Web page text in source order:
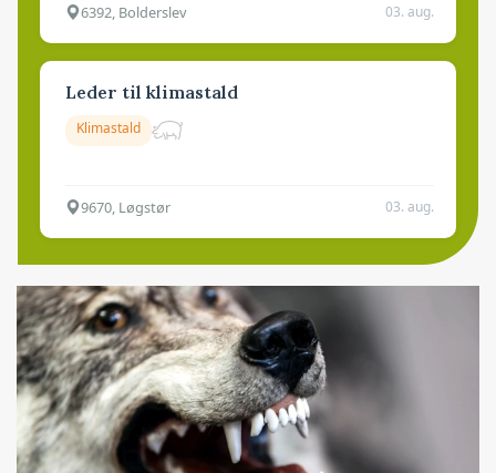
6392, Bolderslev 03. aug.
Leder til klimastald
Klimastald
9670, Løgstør 03. aug.